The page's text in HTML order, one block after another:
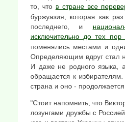
то, что в стране все
буржуазия, которая как
последнего, и
исключительно до тех пор
поменялись местами и
Определяющим вдруг стал
И даже не родного языка,
обращается к
страна и оно -
"Стоит напомнить, что
лозунгами дружбы с